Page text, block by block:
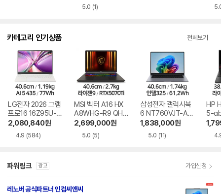
5.0 (1)
카테고리 인기상품 전체보기
LG전자 2026 그램
프로16 16Z95U-G
S5WK
2,080,840원
4.9 (584)
MSI 벡터 A16 HX
A8WHG-R9 QHD
+
2,699,000원
5.0 (5)
삼성전자 갤럭시북
6 NT760VJT-A51
A
1,838,000원
5.0 (11)
HP
5-
파워링크 광고 가입신청
레노버 공식파트너 인컴씨앤씨